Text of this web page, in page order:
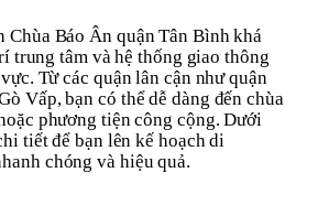
Chùa Báo Ân quận Tân Bình khá
trung tâm và hệ thống giao thông
Từ các quận lân cận như quận
Vấp, bạn có thể dễ dàng đến chùa
phương tiện công cộng. Dưới
tiết để bạn lên kế hoạch di
chóng và hiệu quả.